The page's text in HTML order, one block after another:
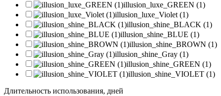
illusion_luxe_GREEN (1)
illusion_luxe_Violet (1)
illusion_shine_BLACK (1)
illusion_shine_BLUE (1)
illusion_shine_BROWN (1)
illusion_shine_Gray (1)
illusion_shine_GREEN (1)
illusion_shine_VIOLET (1)
Длительность использования, дней